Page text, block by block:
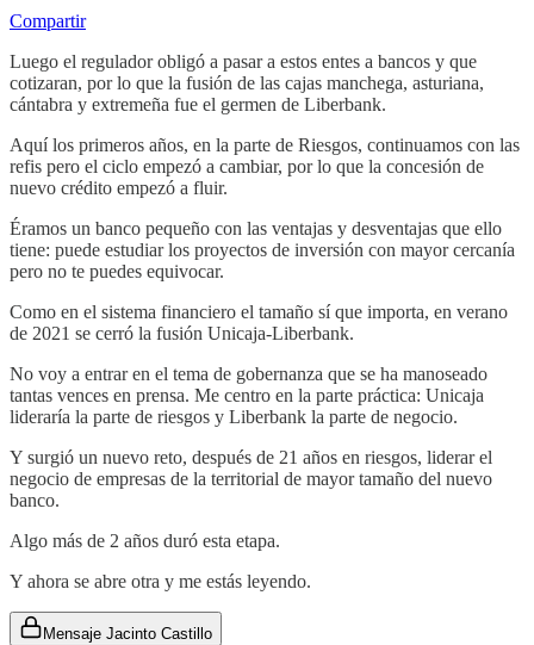
Compartir
Luego el regulador obligó a pasar a estos entes a bancos y que
cotizaran, por lo que la fusión de las cajas manchega, asturiana,
cántabra y extremeña fue el germen de Liberbank.
Aquí los primeros años, en la parte de Riesgos, continuamos con las
refis pero el ciclo empezó a cambiar, por lo que la concesión de
nuevo crédito empezó a fluir.
Éramos un banco pequeño con las ventajas y desventajas que ello
tiene: puede estudiar los proyectos de inversión con mayor cercanía
pero no te puedes equivocar.
Como en el sistema financiero el tamaño sí que importa, en verano
de 2021 se cerró la fusión Unicaja-Liberbank.
No voy a entrar en el tema de gobernanza que se ha manoseado
tantas vences en prensa. Me centro en la parte práctica: Unicaja
lideraría la parte de riesgos y Liberbank la parte de negocio.
Y surgió un nuevo reto, después de 21 años en riesgos, liderar el
negocio de empresas de la territorial de mayor tamaño del nuevo
banco.
Algo más de 2 años duró esta etapa.
Y ahora se abre otra y me estás leyendo.
Mensaje Jacinto Castillo